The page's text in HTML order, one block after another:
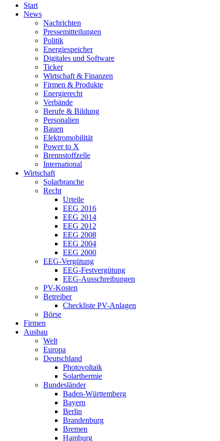
Start
News
Nachrichten
Pressemitteilungen
Politik
Energiespeicher
Digitales und Software
Ticker
Wirtschaft & Finanzen
Firmen & Produkte
Energierecht
Verbände
Berufe & Bildung
Personalien
Bauen
Elektromobilität
Power to X
Brennstoffzelle
International
Wirtschaft
Solarbranche
Recht
Urteile
EEG 2016
EEG 2014
EEG 2012
EEG 2008
EEG 2004
EEG 2000
EEG-Vergütung
EEG-Festvergütung
EEG-Ausschreibungen
PV-Kosten
Betreiber
Checkliste PV-Anlagen
Börse
Firmen
Ausbau
Welt
Europa
Deutschland
Photovoltaik
Solarthermie
Bundesländer
Baden-Württemberg
Bayern
Berlin
Brandenburg
Bremen
Hamburg